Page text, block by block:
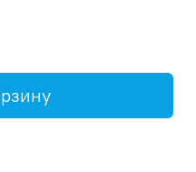
в корзину: